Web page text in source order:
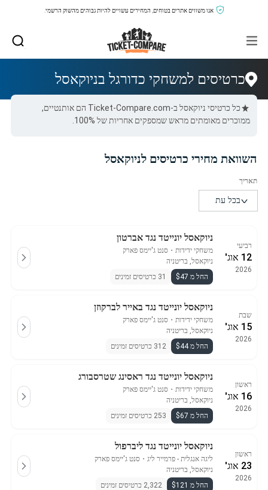
אנו משווים אתרים בטוחים, המחירים עשויים להיות גבוהים מהשוק הרשמי.
כרטיסים למשחקי כדורגל בניוקאסל
כל כרטיסי ניוקאסל ב-Ticket-Compare.com הם אותנטיים,
ממוכרים מאומתים מראש שמספקים אחריות של 100%.
השוואת מחירי כרטיסים לניוקאסל
רביעי
12 אוג'
2026
ניוקאסל יונייטד נגד אברטון
משחקי ידידות ・ סנט ג'יימס פארק
ניוקאסל, בריטניה
החל מ $47
31 כרטיסים זמינים
שבת
15 אוג'
2026
ניוקאסל יונייטד נגד באייר לברקוזן
משחקי ידידות ・ סנט ג'יימס פארק
ניוקאסל, בריטניה
החל מ $44
312 כרטיסים זמינים
ראשון
16 אוג'
2026
ניוקאסל יונייטד נגד ראסינג שטרסבורג
משחקי ידידות ・ סנט ג'יימס פארק
ניוקאסל, בריטניה
החל מ $67
253 כרטיסים זמינים
ראשון
23 אוג'
2026
ניוקאסל יונייטד נגד ליברפול
ליגה אנגלית - פרמייר ליג ・ סנט ג'יימס פארק
ניוקאסל, בריטניה
החל מ $121
2,322 כרטיסים זמינים